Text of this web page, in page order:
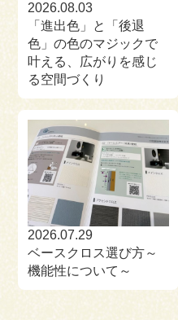
2026.08.03
「進出色」と「後退
色」の色のマジックで
叶える、広がりを感じ
る空間づくり
2026.07.29
ベースクロス選び方～
機能性について～